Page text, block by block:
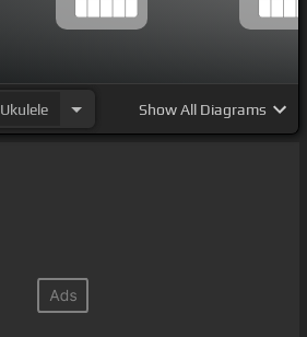
Ukulele ShowAll Diagrams